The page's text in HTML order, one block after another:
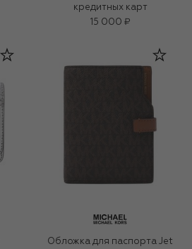
кредитных карт
15 000 ₽
Обложка для паспорта Jet